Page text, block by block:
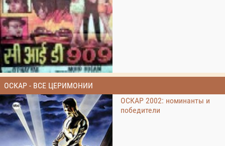
ОСКАР - ВСЕ ЦЕРИМОНИИ
ОСКАР 2002: номинанты и
победители